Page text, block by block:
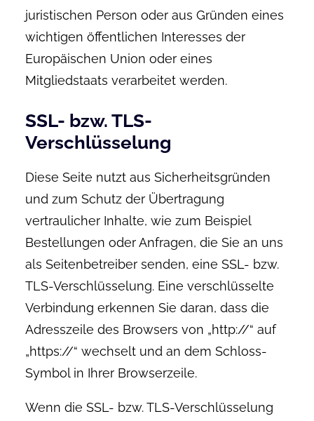
juristischen Person oder aus Gründen eines
wichtigen öffentlichen Interesses der
Europäischen Union oder eines
Mitgliedstaats verarbeitet werden.
SSL- bzw. TLS-
Verschlüsselung
Diese Seite nutzt aus Sicherheitsgründen
und zum Schutz der Übertragung
vertraulicher Inhalte, wie zum Beispiel
Bestellungen oder Anfragen, die Sie an uns
als Seitenbetreiber senden, eine SSL- bzw.
TLS-Verschlüsselung. Eine verschlüsselte
Verbindung erkennen Sie daran, dass die
Adresszeile des Browsers von „http://“ auf
„https://“ wechselt und an dem Schloss-
Symbol in Ihrer Browserzeile.
Wenn die SSL- bzw. TLS-Verschlüsselung